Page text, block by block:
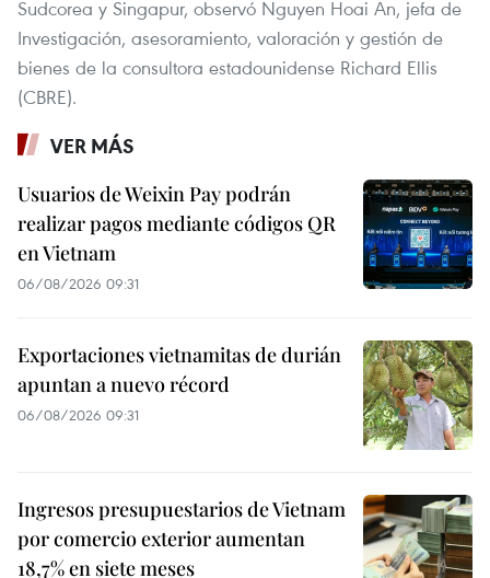
Sudcorea y Singapur, observó Nguyen Hoai An, jefa de
Investigación, asesoramiento, valoración y gestión de
bienes de la consultora estadounidense Richard Ellis
(CBRE).
VER MÁS
Usuarios de Weixin Pay podrán
realizar pagos mediante códigos QR
en Vietnam
06/08/2026 09:31
Exportaciones vietnamitas de durián
apuntan a nuevo récord
06/08/2026 09:31
Ingresos presupuestarios de Vietnam
por comercio exterior aumentan
18,7% en siete meses